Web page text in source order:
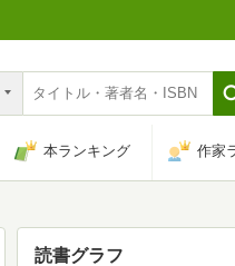
本ランキング 作家
読書グラフ